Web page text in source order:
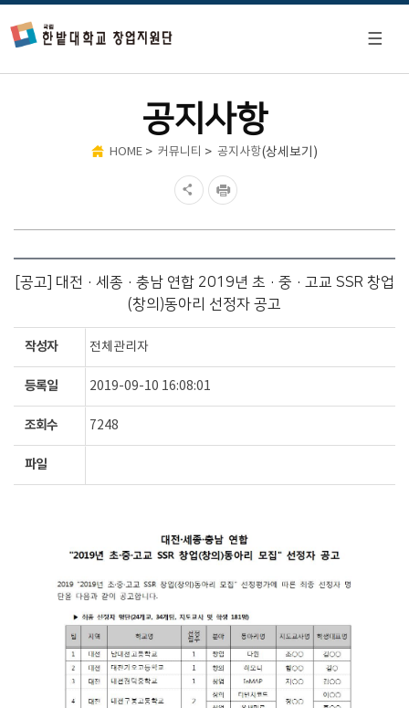
공지사항
HOME > 커뮤니티 > 공지사항(상세보기)
[공고] 대전·세종·충남 연합 2019년 초·중·고교 SSR 창업
(창의)동아리 선정자 공고
작성자 전체관리자
등록일 2019-09-10 16:08:01
조회수 7248
파일